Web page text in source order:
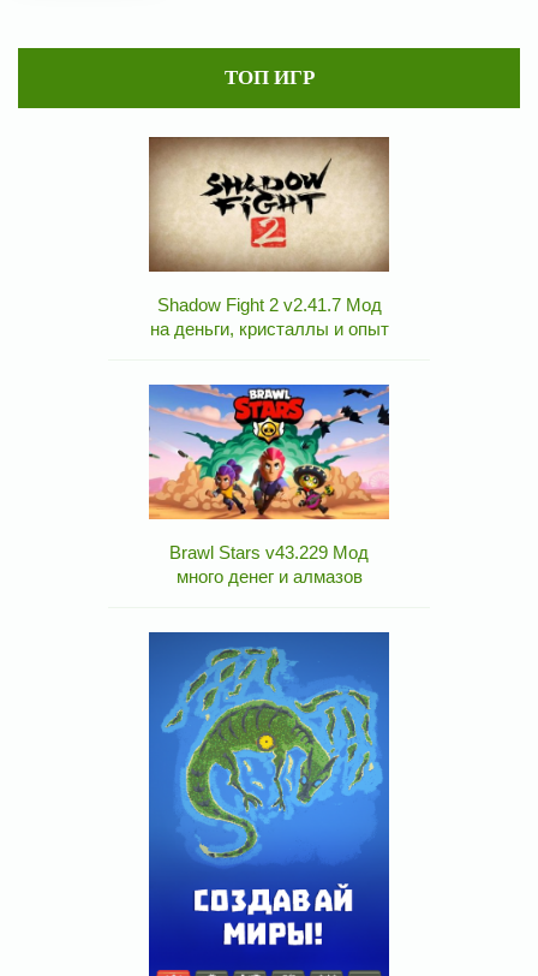
ТОП ИГР
Shadow Fight 2 v2.41.7 Мод
на деньги, кристаллы и опыт
Brawl Stars v43.229 Мод
много денег и алмазов